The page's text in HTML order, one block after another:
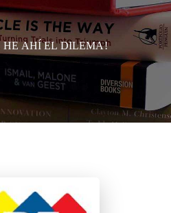
AHÍ EL DILEMA!